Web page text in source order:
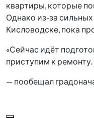
квартиры, которые
Однако из-за
Кисловодске, пока
«Сейчас идёт
приступим к ремонту.
— пообещал